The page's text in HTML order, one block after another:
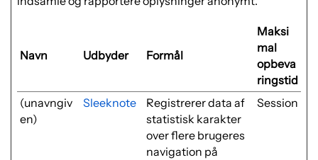
Navn Udbyder Formål
Maksi
mal
opbeva
ringstid
(unavngiv
en)
Sleeknote
Registrerer data af
statistisk karakter
over flere brugeres
navigation på
Session